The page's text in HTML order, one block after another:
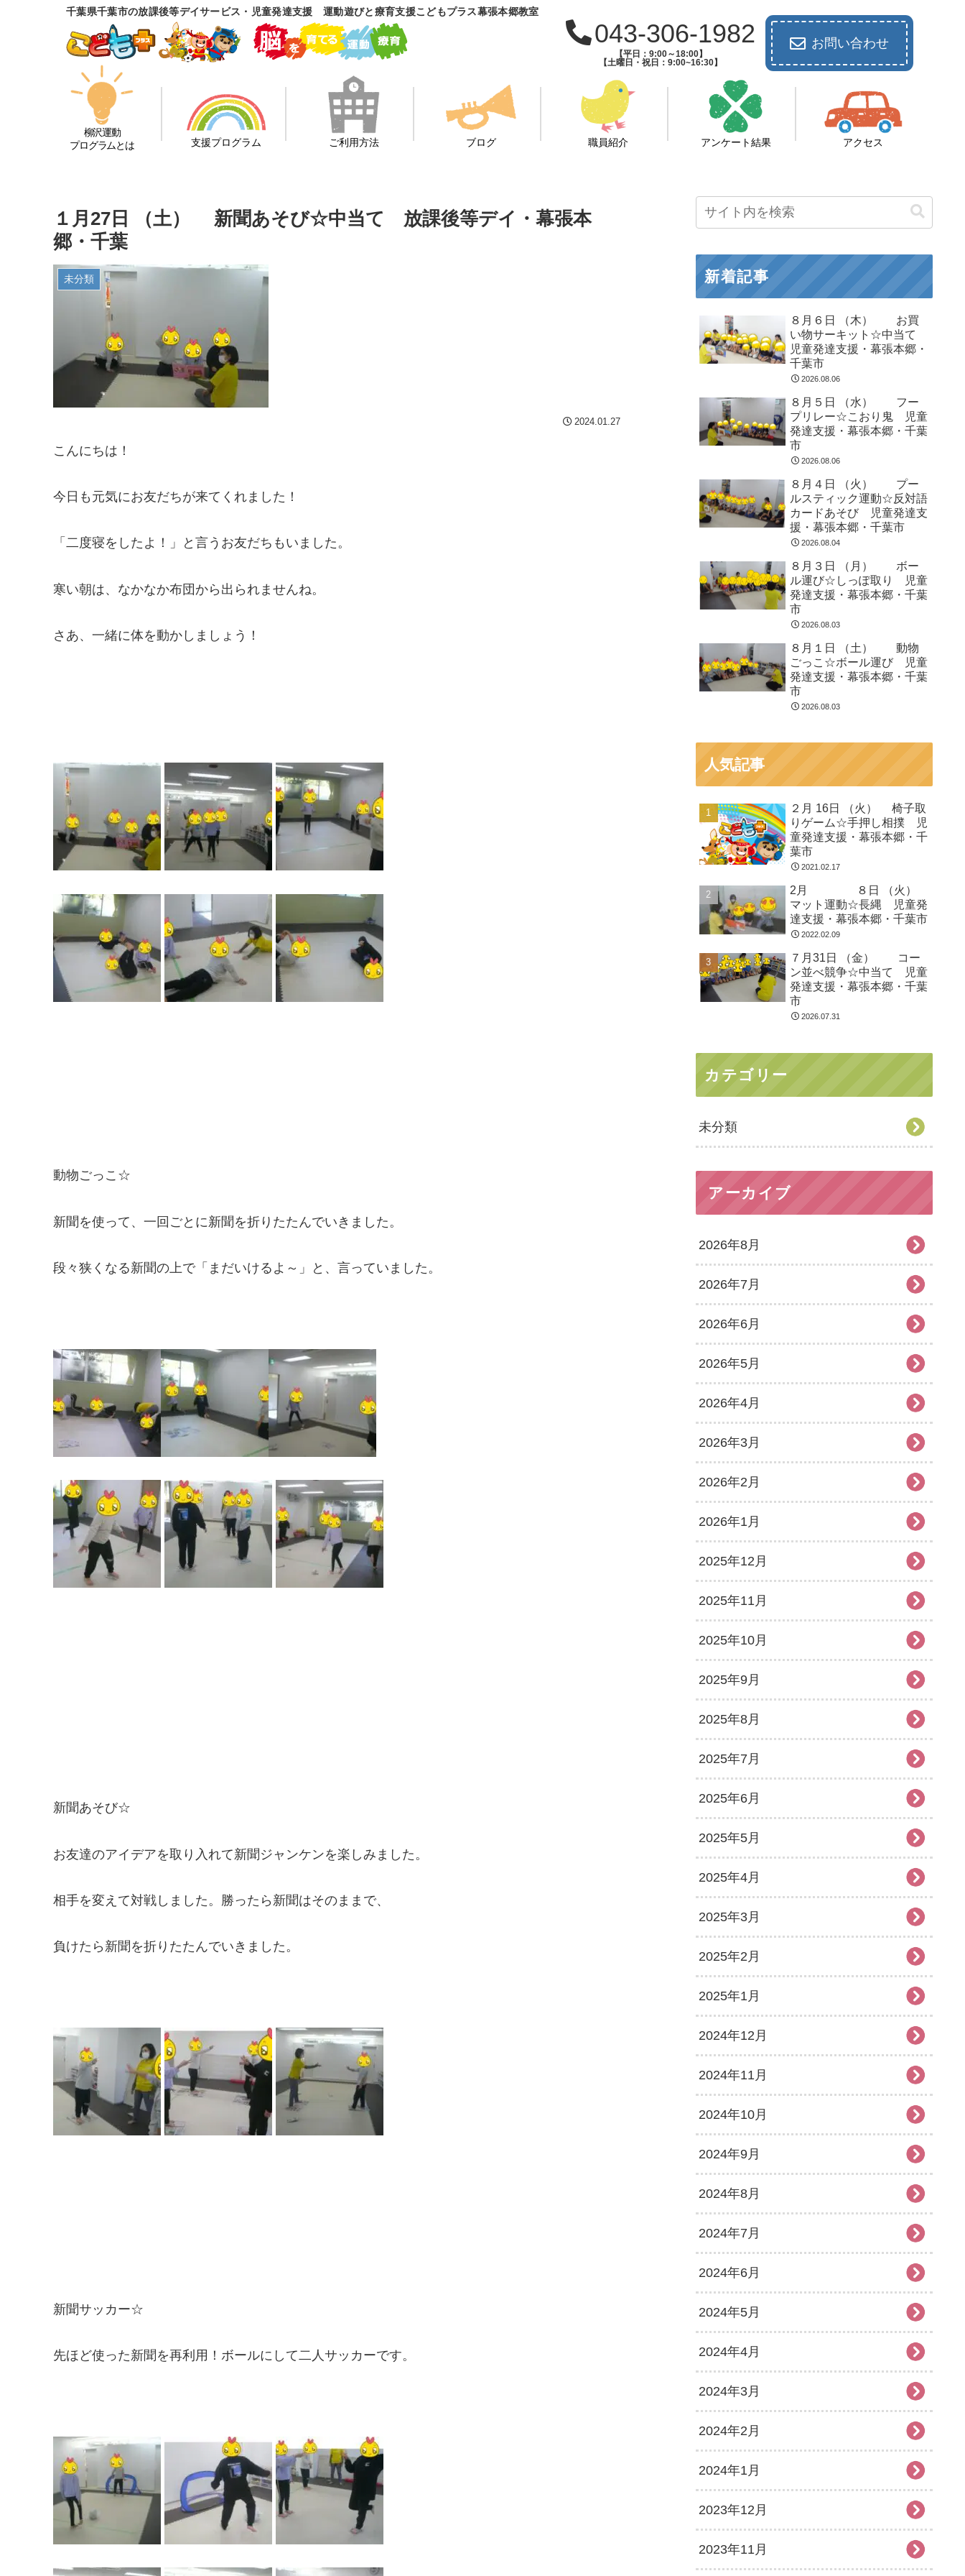
千葉県千葉市の放課後等デイサービス・児童発達支援 運動遊びと療育支援こどもプラス幕張本郷教室
043-306-1982
【平日：9:00～18:00】
【土曜日・祝日：9:00~16:30】
お問い合わせ
柳沢運動
プログラムとは
支援プログラム ご利用方法 ブログ 職員紹介 アンケート結果 アクセス
１月27日 （土） 新聞あそび☆中当て 放課後等デイ・幕張本
郷・千葉
未分類
2024.01.27
こんにちは！
今日も元気にお友だちが来てくれました！
「二度寝をしたよ！」と言うお友だちもいました。
寒い朝は、なかなか布団から出られませんね。
さあ、一緒に体を動かしましょう！
動物ごっこ☆
新聞を使って、一回ごとに新聞を折りたたんでいきました。
段々狭くなる新聞の上で「まだいけるよ～」と、言っていました。
新聞あそび☆
お友達のアイデアを取り入れて新聞ジャンケンを楽しみました。
相手を変えて対戦しました。勝ったら新聞はそのままで、
負けたら新聞を折りたたんでいきました。
新聞サッカー☆
先ほど使った新聞を再利用！ボールにして二人サッカーです。
新着記事
８月６日 （木） お買
い物サーキット☆中当て
児童発達支援・幕張本郷・
千葉市
2026.08.06
８月５日 （水） フー
プリレー☆こおり鬼 児童
発達支援・幕張本郷・千葉
市
2026.08.06
８月４日 （火） プー
ルスティック運動☆反対語
カードあそび 児童発達支
援・幕張本郷・千葉市
2026.08.04
８月３日 （月） ボー
ル運び☆しっぽ取り 児童
発達支援・幕張本郷・千葉
市
2026.08.03
８月１日 （土） 動物
ごっこ☆ボール運び 児童
発達支援・幕張本郷・千葉
市
2026.08.03
人気記事
２月 16日 （火） 椅子取
りゲーム☆手押し相撲 児
童発達支援・幕張本郷・千
葉市
2021.02.17
2月 ８日 （火）
マット運動☆長縄 児童発
達支援・幕張本郷・千葉市
2022.02.09
７月31日 （金） コー
ン並べ競争☆中当て 児童
発達支援・幕張本郷・千葉
市
2026.07.31
カテゴリー
未分類
アーカイブ
2026年8月
2026年7月
2026年6月
2026年5月
2026年4月
2026年3月
2026年2月
2026年1月
2025年12月
2025年11月
2025年10月
2025年9月
2025年8月
2025年7月
2025年6月
2025年5月
2025年4月
2025年3月
2025年2月
2025年1月
2024年12月
2024年11月
2024年10月
2024年9月
2024年8月
2024年7月
2024年6月
2024年5月
2024年4月
2024年3月
2024年2月
2024年1月
2023年12月
2023年11月